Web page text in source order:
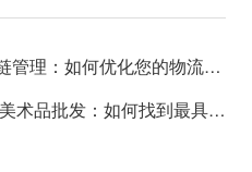
山西区县供应链管理：如何优化您的物流效率？
重庆/成都工艺美术品批发：如何找到最具潜力的供应商？